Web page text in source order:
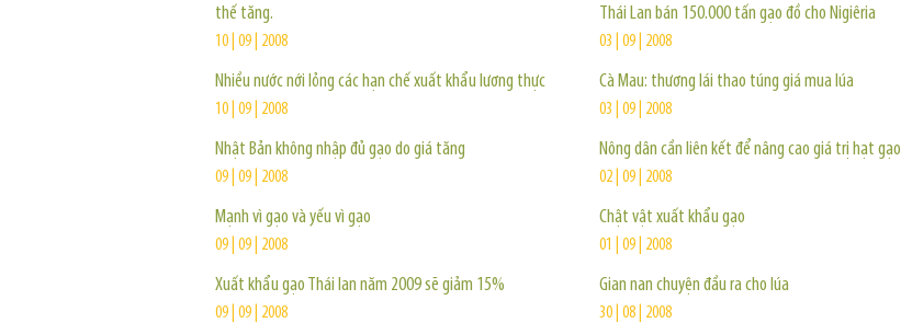
thế tăng.
10 | 09 | 2008
Nhiều nước nới lỏng các hạn chế xuất khẩu lương thực
10 | 09 | 2008
Nhật Bản không nhập đủ gạo do giá tăng
09 | 09 | 2008
Mạnh vì gạo và yếu vì gạo
09 | 09 | 2008
Xuất khẩu gạo Thái lan năm 2009 sẽ giảm 15%
09 | 09 | 2008
Thái Lan bán 150.000 tấn gạo đồ cho Nigiêria
03 | 09 | 2008
Cà Mau: thương lái thao túng giá mua lúa
03 | 09 | 2008
Nông dân cần liên kết để nâng cao giá trị hạt gạo
02 | 09 | 2008
Chật vật xuất khẩu gạo
01 | 09 | 2008
Gian nan chuyện đầu ra cho lúa
30 | 08 | 2008